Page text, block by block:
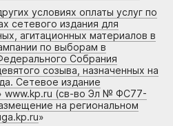
условиях оплаты услуг по
сетевого издания для
агитационных материалов в
по выборам в
Собрания
созыва, назначенных на
Сетевое издание
www.kp.ru (св-во Эл № ФС77-
на региональном
»